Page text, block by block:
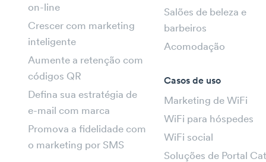
on-line
Crescer com marketing
inteligente
Aumente a retenção com
códigos QR
Defina sua estratégia de
e-mail com marca
Promova a fidelidade com
o marketing por SMS
Salões de beleza e
barbeiros
Acomodação
Casos de uso
Marketing de WiFi
WiFi para hóspedes
WiFi social
Soluções de Portal